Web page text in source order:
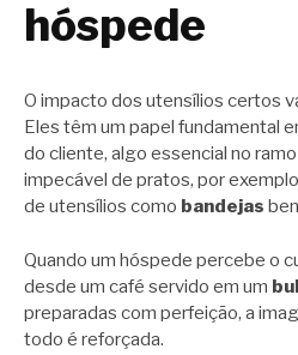
hóspede
O impacto dos utensílios certos
Eles têm um papel fundamental
do cliente, algo essencial no
impecável de pratos, por
de utensílios como bandejas
Quando um hóspede percebe o
desde um café servido em um
preparadas com perfeição, a
todo é reforçada.